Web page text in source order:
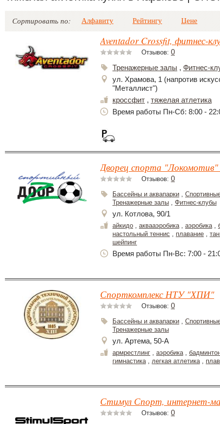
Сортировать по: Алфавиту Рейтингу Цене
Aventador Crossfit, фитнес-
Отзывов: 0
Тренажерные залы , Фитнес-
ул. Храмова, 1 (напротив
"Металлист")
кроссфит , тяжелая атлетика
Время работы Пн-Сб: 8:00 -
Дворец спорта
Отзывов: 0
Бассейны и аквапарки ,
Тренажерные залы , Фитнес-клубы
ул. Котлова, 90/1
айкидо , аквааэробика, аэробика,
настольный теннис , плавание ,
шейпинг
Время работы Пн-Вс: 7:00 -
Спорткомплекс НТУ "ХПИ"
Отзывов: 0
Бассейны и аквапарки ,
Тренажерные залы
ул. Артема, 50-А
армрестлинг , аэробика,
гимнастика, легкая атлетика,
Стимул Спорт, интернет-
Отзывов: 0